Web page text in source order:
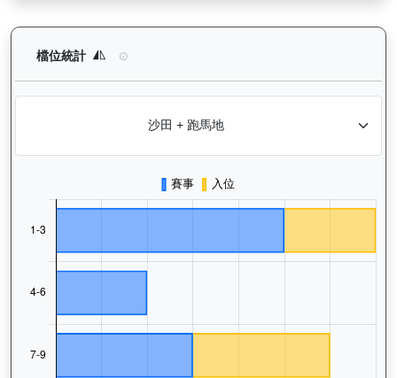
檔位統計 萬事快（G416）— 檔位統計分析：查看馬匹在